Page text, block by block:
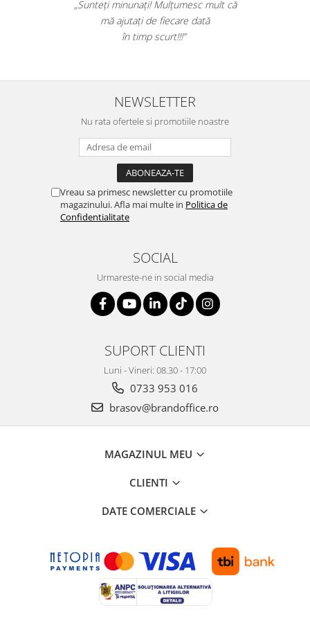
produsul. A scos efectiv toata
Livrarea a fost rapida.
NEWSLETTER
Nu rata ofertele si promotiile noastre
Vreau sa primesc newsletter cu promotiile
magazinului. Afla mai multe in Politica de
Confidentialitate
SOCIAL
Urmareste-ne in social media
SUPORT CLIENTI
Luni - Vineri: 08.30 - 17:00
0733 953 016
brasov@brandoffice.ro
MAGAZINUL MEU
CLIENTI
DATE COMERCIALE